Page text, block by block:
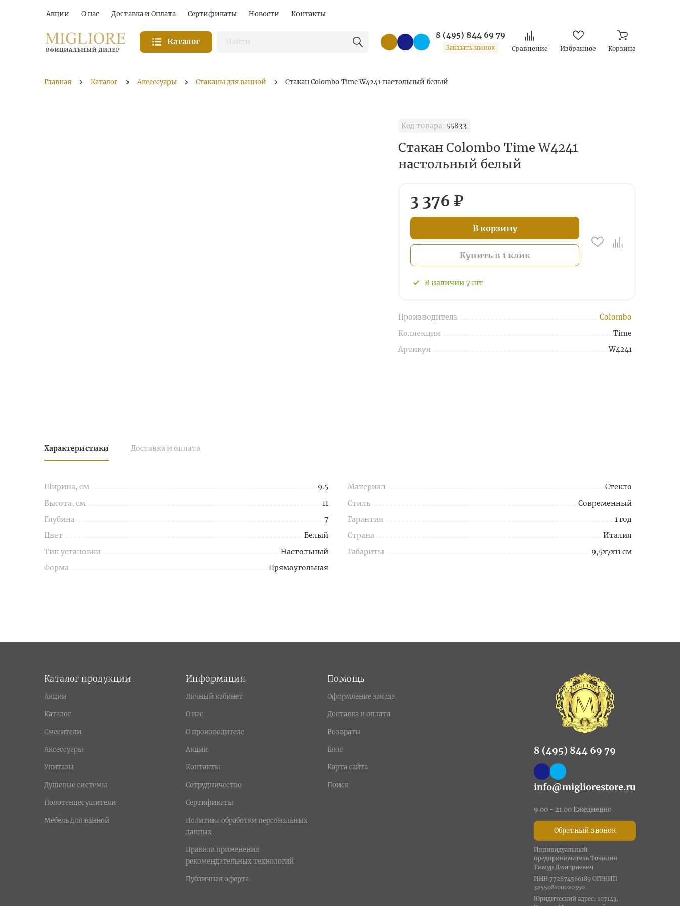
Акции О нас Доставка и Оплата Сертификаты Новости Контакты
Каталог
8 (495) 844 69 79
Заказать звонок Сравнение Избранное Корзина
Главная Каталог Аксессуары Стаканы для ванной Стакан Colombo Time W4241 настольный белый
Код товара: 55833
Стакан Colombo Time W4241
настольный белый
3 376 ₽
В корзину
Купить в 1 клик
В наличии7шт
Производитель
Colombo
Коллекция
Time
Артикул
W4241
Характеристики Доставка и оплата
Ширина, см
9.5
Высота, см
11
Глубина
7
Цвет
Белый
Тип установки
Настольный
Форма
Прямоугольная
Материал
Стекло
Стиль
Современный
Гарантия
1 год
Страна
Италия
Габариты
9,5x7x11 см
Каталог продукции
Акции
Каталог
Смесители
Аксессуары
Унитазы
Душевые системы
Полотенцесушители
Мебель для ванной
Информация
Личный кабинет
О нас
О производителе
Акции
Контакты
Сотрудничество
Сертификаты
Политика обработки персональных
данных
Правила применения
рекомендательных технологий
Публичная оферта
Помощь
Оформление заказа
Доставка и оплата
Возвраты
Блог
Карта сайта
Поиск
8 (495) 844 69 79
info@migliorestore.ru
9.00 - 21.00 Ежедневно
Обратный звонок
Индивидуальный
предприниматель Точилин
Тимур Дмитриевич
ИНН 772874566189 ОГРНИП
325508100020350
Юридический адрес: 107143,